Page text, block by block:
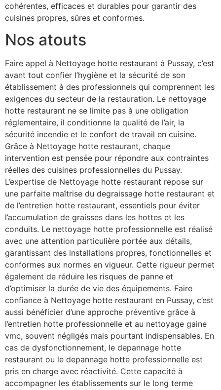
cohérentes, efficaces et durables pour garantir des
cuisines propres, sûres et conformes.
Nos atouts
Faire appel à Nettoyage hotte restaurant à Pussay, c’est
avant tout confier l’hygiène et la sécurité de son
établissement à des professionnels qui comprennent les
exigences du secteur de la restauration. Le nettoyage
hotte restaurant ne se limite pas à une obligation
réglementaire, il conditionne la qualité de l’air, la
sécurité incendie et le confort de travail en cuisine.
Grâce à Nettoyage hotte restaurant, chaque
intervention est pensée pour répondre aux contraintes
réelles des cuisines professionnelles du Pussay.
L’expertise de Nettoyage hotte restaurant repose sur
une parfaite maîtrise du degraissage hotte restaurant et
de l’entretien hotte restaurant, essentiels pour éviter
l’accumulation de graisses dans les hottes et les
conduits. Le nettoyage hotte professionnelle est réalisé
avec une attention particulière portée aux détails,
garantissant des installations propres, fonctionnelles et
conformes aux normes en vigueur. Cette rigueur permet
également de réduire les risques de panne et
d’optimiser la durée de vie des équipements. Faire
confiance à Nettoyage hotte restaurant en Pussay, c’est
aussi bénéficier d’une approche préventive grâce à
l’entretien hotte professionnelle et au nettoyage gaine
vmc, souvent négligés mais pourtant indispensables. En
cas de dysfonctionnement, le depannage hotte
restaurant ou le depannage hotte professionnelle est
pris en charge avec réactivité. Cette capacité à
accompagner les établissements sur le long terme